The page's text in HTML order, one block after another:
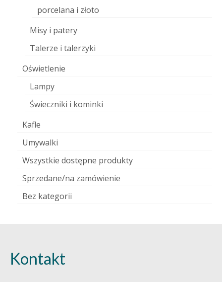
porcelana i złoto
Misy i patery
Talerze i talerzyki
Oświetlenie
Lampy
Świeczniki i kominki
Kafle
Umywalki
Wszystkie dostępne produkty
Sprzedane/na zamówienie
Bez kategorii
Kontakt